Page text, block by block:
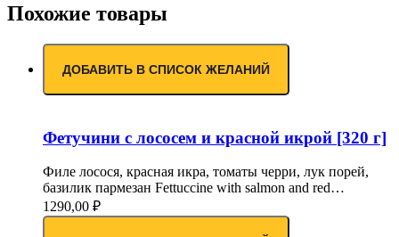
Похожие товары
ДОБАВИТЬ В СПИСОК ЖЕЛАНИЙ
Фетучини с лососем и красной икрой [320 г]
Филе лосося, красная икра, томаты черри, лук порей,
базилик пармезан Fettuccine with salmon and red…
1290,00 ₽